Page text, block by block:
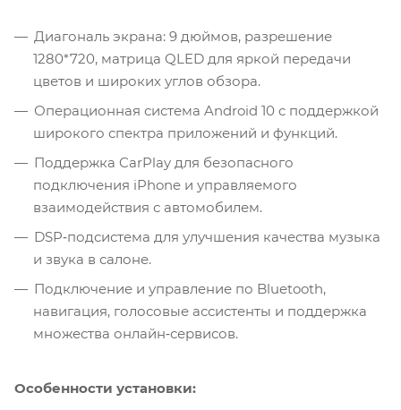
Диагональ экрана: 9 дюймов, разрешение
1280*720, матрица QLED для яркой передачи
цветов и широких углов обзора.
Операционная система Android 10 с поддержкой
широкого спектра приложений и функций.
Поддержка CarPlay для безопасного
подключения iPhone и управляемого
взаимодействия с автомобилем.
DSP‑подсистема для улучшения качества музыка
и звука в салоне.
Подключение и управление по Bluetooth,
навигация, голосовые ассистенты и поддержка
множества онлайн‑сервисов.
Особенности установки: